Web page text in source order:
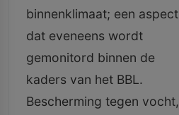
binnenklimaat; een aspect
dat eveneens wordt
gemonitord binnen de
kaders van het BBL.
Bescherming tegen vocht,